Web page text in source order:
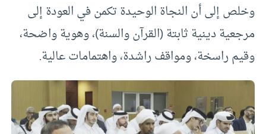
وخلص إلى أن النجاة الوحيدة تكمن في العودة إلى
مرجعية دينية ثابتة (القرآن والسنة)، وهوية واضحة،
وقيم راسخة، ومواقف راشدة، واهتمامات عالية.